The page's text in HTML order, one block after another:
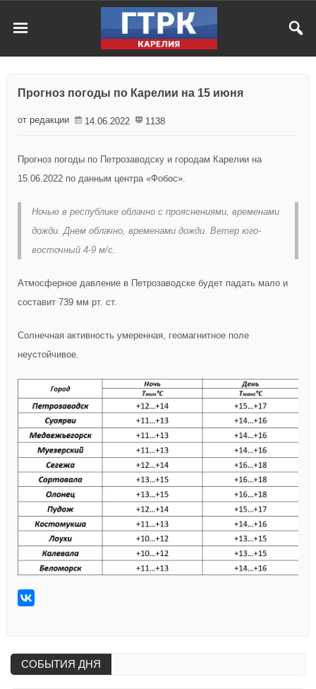
Прогноз погоды по Карелии на 15 июня
от редакции 14.06.2022 1138
Прогноз погоды по Петрозаводску и городам Карелии на
15.06.2022 по данным центра «Фобос».
Ночью в республике облачно с прояснениями, временами
дожди. Днем облачно, временами дожди. Ветер юго-
восточный 4-9 м/c.
Атмосферное давление в Петрозаводске будет падать мало и
составит 739 мм рт. ст.
Солнечная активность умеренная, геомагнитное поле
неустойчивое.
СОБЫТИЯ ДНЯ